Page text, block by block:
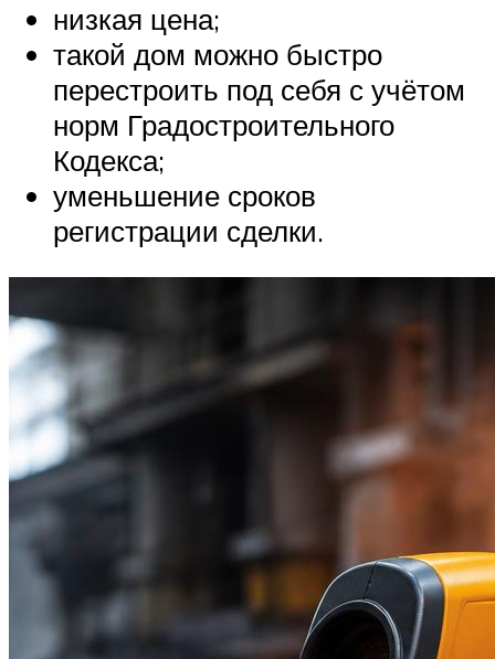
низкая цена;
такой дом можно быстро
перестроить под себя с учётом
норм Градостроительного
Кодекса;
уменьшение сроков
регистрации сделки.